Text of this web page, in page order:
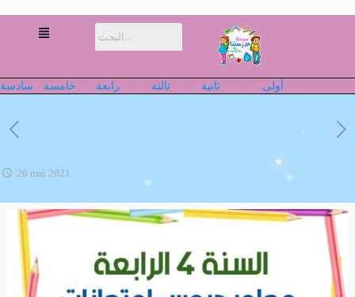
أولى ثانية ثالثة رابعة خامسة سادسة
26 mai 2021